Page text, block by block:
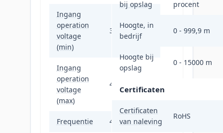
Ingang
operation
voltage
(min)
304 V
Ingang
operation
voltage
(max)
477 V
Frequentie 45/65 Hz
bij opslag procent
Hoogte, in
bedrijf
0 - 999,9 m
Hoogte bij
opslag
0 - 15000 m
Certificaten
Certificaten
van naleving
RoHS